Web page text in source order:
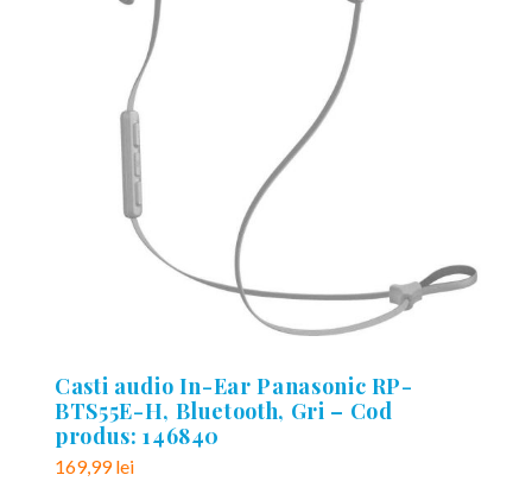
Casti audio In-Ear Panasonic RP-
BTS55E-H, Bluetooth, Gri – Cod
produs: 146840
169,99lei